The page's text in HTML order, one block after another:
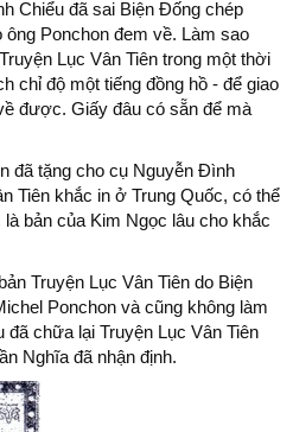
Chiểu đã sai Biện Đống chép
ông Ponchon đem về. Làm sao
Lục Vân Tiên trong một thời
chỉ độ một tiếng đồng hồ - để giao
được. Giấy đâu có sẵn để mà
đã tặng cho cụ Nguyễn Đình
Tiên khắc in ở Trung Quốc, có thể
bản của Kim Ngọc lâu cho khắc
Truyện Lục Vân Tiên do Biện
Ponchon và cũng không làm
chữa lại Truyện Lục Vân Tiên
Nghĩa đã nhận định.